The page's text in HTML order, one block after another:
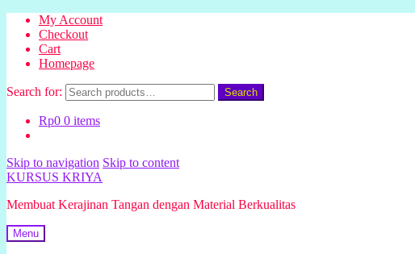
My Account
Checkout
Cart
Homepage
Search for: Search
Rp0 0 items
Skip to navigation Skip to content
KURSUS KRIYA
Membuat Kerajinan Tangan dengan Material Berkualitas
Menu